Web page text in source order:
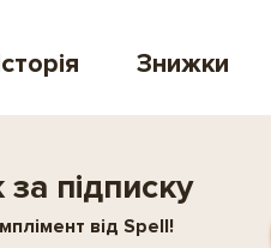
Знижки
підписку
від Spell!